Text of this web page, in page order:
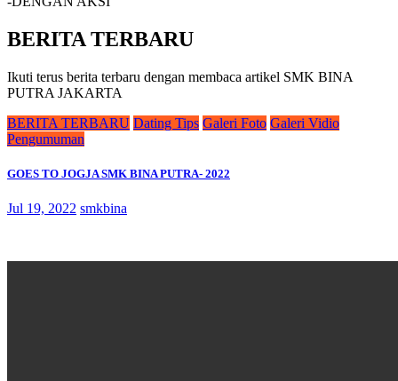
BERITA TERBARU
Ikuti terus berita terbaru dengan membaca artikel SMK BINA
PUTRA JAKARTA
BERITA TERBARU Dating Tips Galeri Foto Galeri Vidio
Pengumuman
GOES TO JOGJA SMK BINA PUTRA- 2022
Jul 19, 2022 smkbina